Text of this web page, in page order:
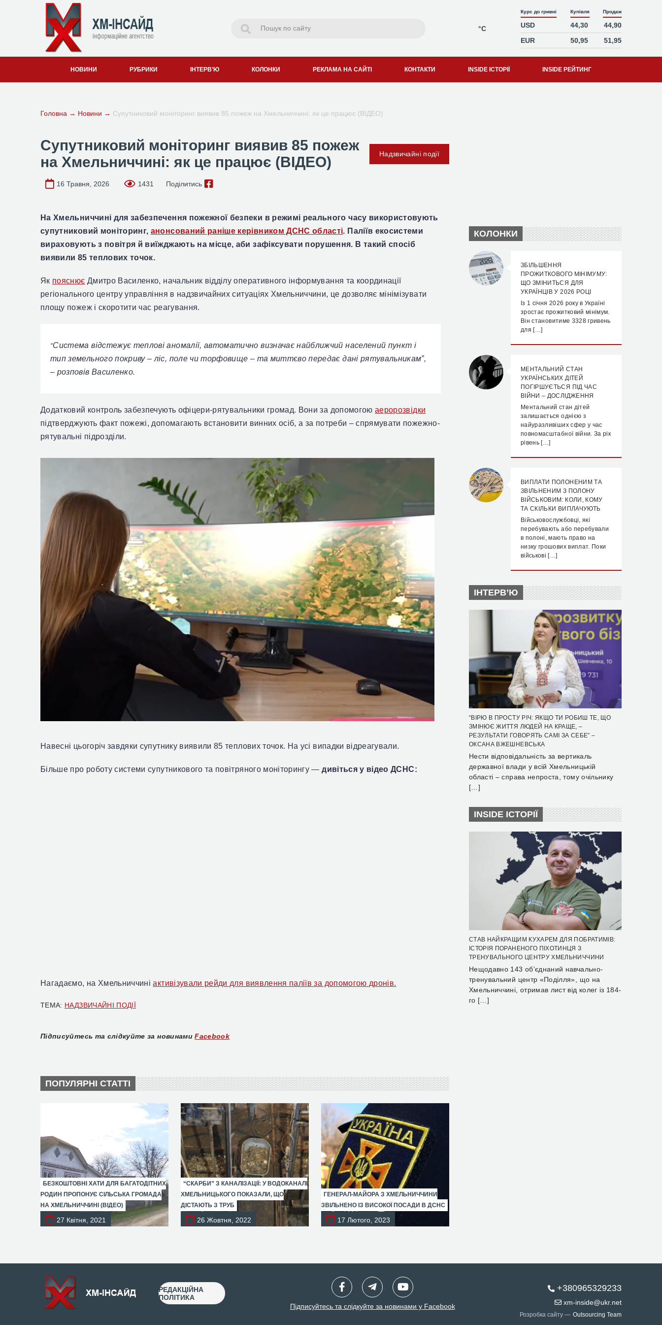
°C
Курс до гривні Купівля Продаж
USD 44,30
44,90
EUR
50,95 51,95
НОВИНИ РУБРИКИ ІНТЕРВ’Ю КОЛОНКИ РЕКЛАМА НА САЙТІ КОНТАКТИ INSIDE ІСТОРІЇ INSIDE РЕЙТИНГ
Головна → Новини → Супутниковий моніторинг виявив 85 пожеж на Хмельниччині: як це працює (ВІДЕО)
Супутниковий моніторинг виявив 85 пожеж
на Хмельниччині: як це працює (ВІДЕО)
Надзвичайні події
16 Травня, 2026 1431 Поділитись
На Хмельниччині для забезпечення пожежної безпеки в режимі реального часу використовують
супутниковий моніторинг, анонсований раніше керівником ДСНС області. Паліїв екосистеми
вираховують з повітря й виїжджають на місце, аби зафіксувати порушення. В такий спосіб
виявили 85 теплових точок.
Як пояснює Дмитро Василенко, начальник відділу оперативного інформування та координації
регіонального центру управління в надзвичайних ситуаціях Хмельниччини, це дозволяє мінімізувати
площу пожеж і скоротити час реагування.
“Система відстежує теплові аномалії, автоматично визначає найближчий населений пункт і
тип земельного покриву – ліс, поле чи торфовище – та миттєво передає дані рятувальникам”,
– розповів Василенко.
Додатковий контроль забезпечують офіцери-рятувальники громад. Вониза допомогоюаеророзвідки
підтверджують факт пожежі, допомагають встановити винних осіб, а за потреби – спрямувати пожежно-
рятувальні підрозділи.
Навесні цьогоріч завдяки супутнику виявили85 теплових точок. На усі випадки відреагували.
Більше про роботу системи супутникового та повітряного моніторингу —дивіться у відео ДСНС:
Нагадаємо, на Хмельниччиніактивізували рейди для виявлення паліїв за допомогою дронів.
ТЕМА: НАДЗВИЧАЙНІ ПОДІЇ
Підписуйтесь та слідкуйте за новинами Facebook
ПОПУЛЯРНІ СТАТТІ
БЕЗКОШТОВНІ ХАТИ ДЛЯ БАГАТОДІТНИХ
РОДИН ПРОПОНУЄ СІЛЬСЬКА ГРОМАДА
НА ХМЕЛЬНИЧЧИНІ (ВІДЕО)
27 Квітня, 2021
“СКАРБИ” З КАНАЛІЗАЦІЇ: У ВОДОКАНАЛІ
ХМЕЛЬНИЦЬКОГО ПОКАЗАЛИ, ЩО
ДІСТАЮТЬ З ТРУБ
26 Жовтня, 2022
ГЕНЕРАЛ-МАЙОРА З ХМЕЛЬНИЧЧИНИ
ЗВІЛЬНЕНО ІЗ ВИСОКОЇ ПОСАДИ В ДСНС
17 Лютого, 2023
КОЛОНКИ
ЗБІЛЬШЕННЯ
ПРОЖИТКОВОГО МІНІМУМУ:
ЩО ЗМІНИТЬСЯ ДЛЯ
УКРАЇНЦІВ У 2026 РОЦІ
Із 1 січня 2026 року в Україні
зростає прожитковий мінімум.
Він становитиме 3328 гривень
для […]
МЕНТАЛЬНИЙ СТАН
УКРАЇНСЬКИХ ДІТЕЙ
ПОГІРШУЄТЬСЯ ПІД ЧАС
ВІЙНИ – ДОСЛІДЖЕННЯ
Ментальний стан дітей
залишається однією з
найуразливіших сфер у час
повномасштабної війни. За рік
рівень […]
ВИПЛАТИ ПОЛОНЕНИМ ТА
ЗВІЛЬНЕНИМ З ПОЛОНУ
ВІЙСЬКОВИМ: КОЛИ, КОМУ
ТА СКІЛЬКИ ВИПЛАЧУЮТЬ
Військовослужбовці, які
перебувають або перебували
в полоні, мають право на
низку грошових виплат. Поки
військові […]
ІНТЕРВ’Ю
“ВІРЮ В ПРОСТУ РІЧ: ЯКЩО ТИ РОБИШ ТЕ, ЩО
ЗМІНЮЄ ЖИТТЯ ЛЮДЕЙ НА КРАЩЕ, –
РЕЗУЛЬТАТИ ГОВОРЯТЬ САМІ ЗА СЕБЕ” –
ОКСАНА ВЖЕШНЕВСЬКА
Нести відповідальність за вертикаль
державної влади у всій Хмельницькій
області – справа непроста, тому очільнику
[…]
INSIDE ІСТОРІЇ
СТАВ НАЙКРАЩИМ КУХАРЕМ ДЛЯ ПОБРАТИМІВ:
ІСТОРІЯ ПОРАНЕНОГО ПІХОТИНЦЯ З
ТРЕНУВАЛЬНОГО ЦЕНТРУ ХМЕЛЬНИЧЧИНИ
Нещодавно 143 об’єднаний навчально-
тренувальний центр «Поділля», що на
Хмельниччині, отримав лист від колег із 184-
го […]
РЕДАКЦІЙНА
ПОЛІТИКА
Підписуйтесь та слідкуйте за новинами у Facebook
+380965329233
xm-inside@ukr.net
Розробка сайту — Outsourcing Team